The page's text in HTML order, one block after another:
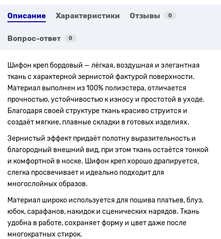
Описание Характеристики Отзывы 0
Вопрос-ответ 0
Шифон креп бордовый — лёгкая, воздушная и элегантная
ткань с характерной зернистой фактурой поверхности.
Материал выполнен из 100% полиэстера, отличается
прочностью, устойчивостью к износу и простотой в уходе.
Благодаря своей структуре ткань красиво струится и
создаёт мягкие, плавные складки в готовых изделиях.
Зернистый эффект придаёт полотну выразительность и
благородный внешний вид, при этом ткань остаётся тонкой
и комфортной в носке. Шифон креп хорошо драпируется,
слегка просвечивает и идеально подходит для
многослойных образов.
Материал широко используется для пошива платьев, блуз,
юбок, сарафанов, накидок и сценических нарядов. Ткань
удобна в работе, сохраняет форму и цвет даже после
многократных стирок.